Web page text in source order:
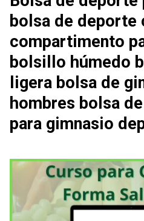
bolsa de deporte
compartimento
bolsillo húmedo
ligera bolsa de
hombres bolsa
para gimnasio